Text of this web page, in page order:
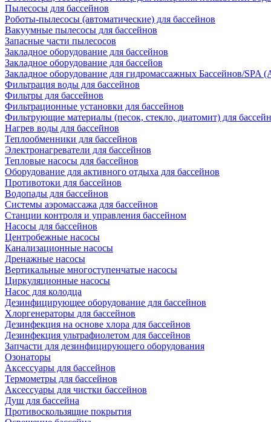
Пылесосы для бассейнов
Роботы-пылесосы (автоматические) для бассейнов
Вакуумные пылесосы для бассейнов
Запасные части пылесосов
Закладное оборудование для бассейнов
Закладное оборудование для бассейов
Закладное оборудование для гидромассажных Бассейнов/SPA
Фильтрация воды для бассейнов
Фильтры для бассейнов
Фильтрационные установки для бассейнов
Фильтрующие материалы (песок, стекло, диатомит) для
Нагрев воды для бассейнов
Теплообменники для бассейнов
Электронагреватели для бассейнов
Тепловые насосы для бассейнов
Оборудование для активного отдыха для бассейнов
Противотоки для бассейнов
Водопады для бассейнов
Системы аэромассажа для бассейнов
Станции контроля и управления бассейном
Насосы для бассейнов
Центробежные насосы
Канализационные насосы
Дренажные насосы
Вертикальные многоступенчатые насосы
Циркуляционные насосы
Насос для колодца
Дезинфицирующее оборудование для бассейнов
Хлоргенераторы для бассейнов
Дезинфекция на основе хлора для бассейнов
Дезинфекция ультрафиолетом для бассейнов
Запчасти для дезинфицирующего оборудования
Озонаторы
Аксессуары для бассейнов
Термометры для бассейнов
Аксессуары для чистки бассейнов
Душ для бассейна
Противоскользящие покрытия